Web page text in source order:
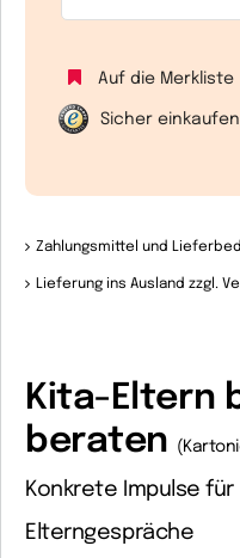
Auf die Merkliste
Sicher einkaufen
Zahlungsmittel und
Lieferung ins Ausland zzgl.
Kita-Eltern
beraten
Konkrete Impulse
Elterngespräche